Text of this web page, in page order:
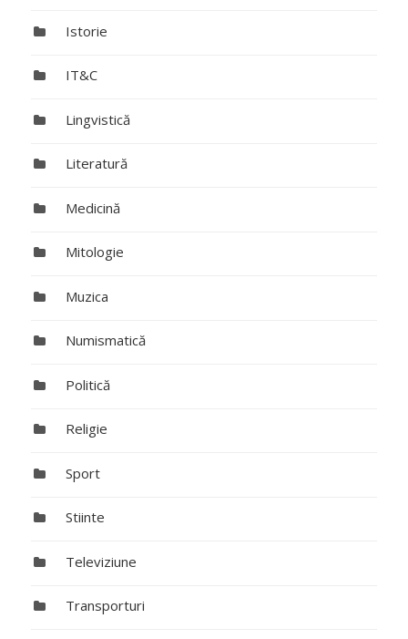
Istorie
IT&C
Lingvistică
Literatură
Medicină
Mitologie
Muzica
Numismatică
Politică
Religie
Sport
Stiinte
Televiziune
Transporturi